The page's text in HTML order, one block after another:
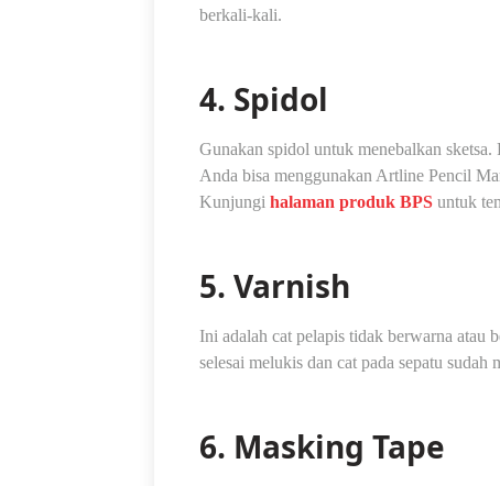
berkali-kali.
4. Spidol
Gunakan spidol untuk menebalkan
Anda bisa menggunakan Artline Pencil
Kunjungi halaman produk BPSuntuk
5. Varnish
Ini adalah cat pelapis tidak berwarna atau
selesai melukis dan cat pada sepatu sudah
6. Masking Tape